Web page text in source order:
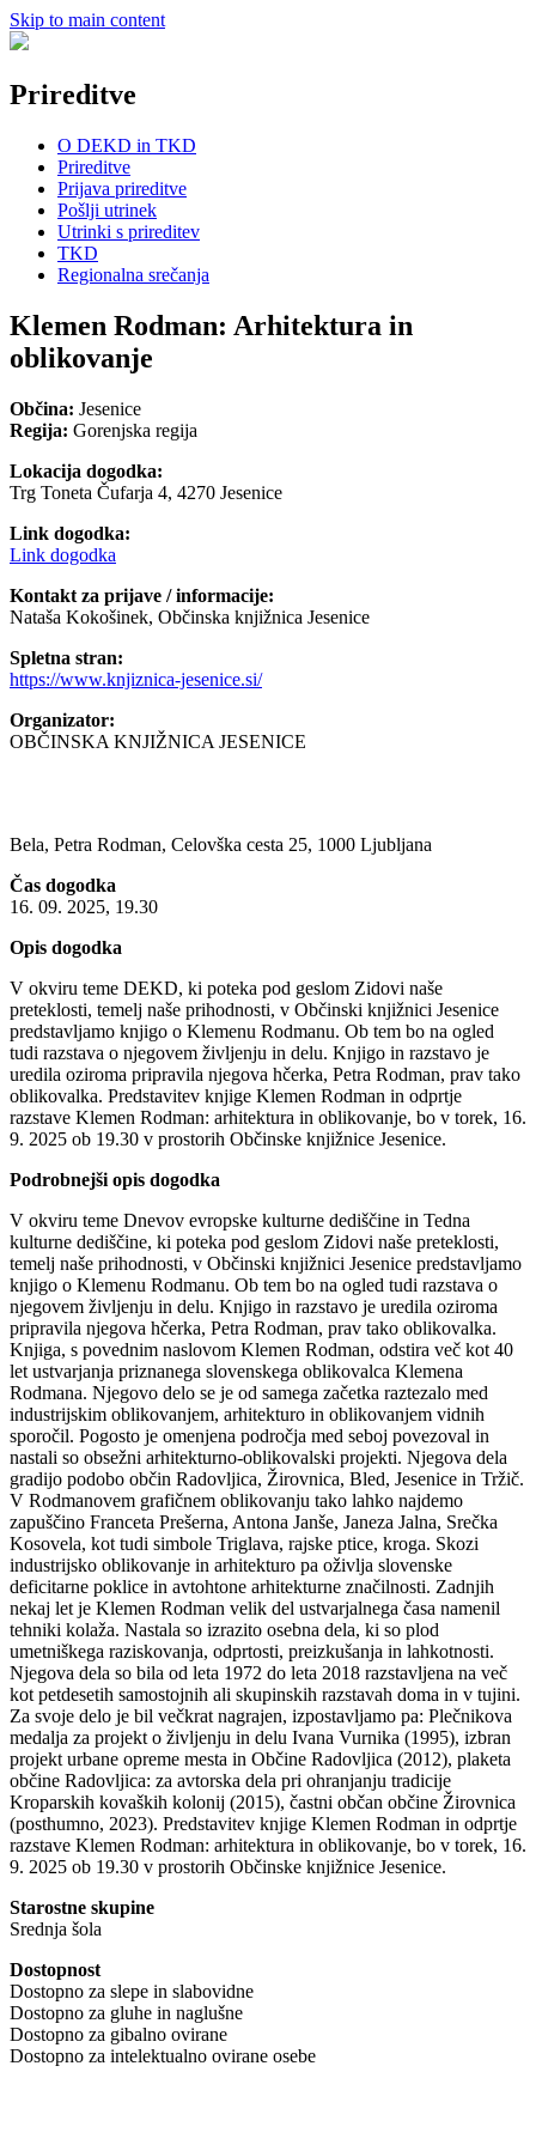
Skip to main content
Prireditve
O DEKD in TKD
Prireditve
Prijava prireditve
Pošlji utrinek
Utrinki s prireditev
TKD
Regionalna srečanja
Klemen Rodman: Arhitektura in
oblikovanje
Občina: Jesenice
Regija: Gorenjska regija
Lokacija dogodka:
Trg Toneta Čufarja 4, 4270 Jesenice
Link dogodka:
Link dogodka
Kontakt za prijave / informacije:
Nataša Kokošinek, Občinska knjižnica Jesenice
Spletna stran:
https://www.knjiznica-jesenice.si/
Organizator:
OBČINSKA KNJIŽNICA JESENICE
Bela, Petra Rodman, Celovška cesta 25, 1000 Ljubljana
Čas dogodka
16. 09. 2025, 19.30
Opis dogodka
V okviru teme DEKD, ki poteka pod geslom Zidovi naše
preteklosti, temelj naše prihodnosti, v Občinski knjižnici Jesenice
predstavljamo knjigo o Klemenu Rodmanu. Ob tem bo na ogled
tudi razstava o njegovem življenju in delu. Knjigo in razstavo je
uredila oziroma pripravila njegova hčerka, Petra Rodman, prav tako
oblikovalka. Predstavitev knjige Klemen Rodman in odprtje
razstave Klemen Rodman: arhitektura in oblikovanje, bo v torek, 16.
9. 2025 ob 19.30 v prostorih Občinske knjižnice Jesenice.
Podrobnejši opis dogodka
V okviru teme Dnevov evropske kulturne dediščine in Tedna
kulturne dediščine, ki poteka pod geslom Zidovi naše preteklosti,
temelj naše prihodnosti, v Občinski knjižnici Jesenice predstavljamo
knjigo o Klemenu Rodmanu. Ob tem bo na ogled tudi razstava o
njegovem življenju in delu. Knjigo in razstavo je uredila oziroma
pripravila njegova hčerka, Petra Rodman, prav tako oblikovalka.
Knjiga, s povednim naslovom Klemen Rodman, odstira več kot 40
let ustvarjanja priznanega slovenskega oblikovalca Klemena
Rodmana. Njegovo delo se je od samega začetka raztezalo med
industrijskim oblikovanjem, arhitekturo in oblikovanjem vidnih
sporočil. Pogosto je omenjena področja med seboj povezoval in
nastali so obsežni arhitekturno-oblikovalski projekti. Njegova dela
gradijo podobo občin Radovljica, Žirovnica, Bled, Jesenice in Tržič.
V Rodmanovem grafičnem oblikovanju tako lahko najdemo
zapuščino Franceta Prešerna, Antona Janše, Janeza Jalna, Srečka
Kosovela, kot tudi simbole Triglava, rajske ptice, kroga. Skozi
industrijsko oblikovanje in arhitekturo pa oživlja slovenske
deficitarne poklice in avtohtone arhitekturne značilnosti. Zadnjih
nekaj let je Klemen Rodman velik del ustvarjalnega časa namenil
tehniki kolaža. Nastala so izrazito osebna dela, ki so plod
umetniškega raziskovanja, odprtosti, preizkušanja in lahkotnosti.
Njegova dela so bila od leta 1972 do leta 2018 razstavljena na več
kot petdesetih samostojnih ali skupinskih razstavah doma in v tujini.
Za svoje delo je bil večkrat nagrajen, izpostavljamo pa: Plečnikova
medalja za projekt o življenju in delu Ivana Vurnika (1995), izbran
projekt urbane opreme mesta in Občine Radovljica (2012), plaketa
občine Radovljica: za avtorska dela pri ohranjanju tradicije
Kroparskih kovaških kolonij (2015), častni občan občine Žirovnica
(posthumno, 2023). Predstavitev knjige Klemen Rodman in odprtje
razstave Klemen Rodman: arhitektura in oblikovanje, bo v torek, 16.
9. 2025 ob 19.30 v prostorih Občinske knjižnice Jesenice.
Starostne skupine
Srednja šola
Dostopnost
Dostopno za slepe in slabovidne
Dostopno za gluhe in naglušne
Dostopno za gibalno ovirane
Dostopno za intelektualno ovirane osebe